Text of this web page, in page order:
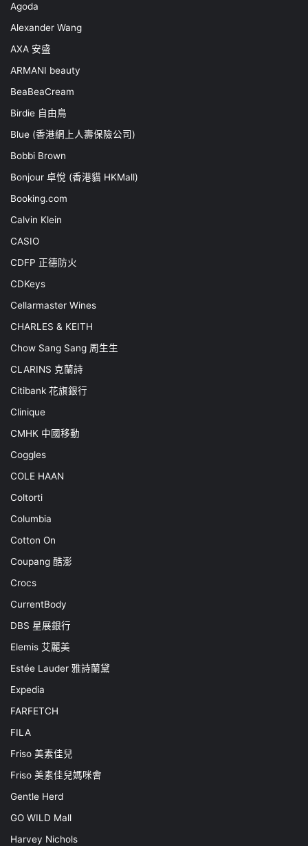
Agoda
Alexander Wang
AXA 安盛
ARMANI beauty
BeaBeaCream
Birdie 自由鳥
Blue (香港網上人壽保險公司)
Bobbi Brown
Bonjour 卓悅 (香港貓 HKMall)
Booking.com
Calvin Klein
CASIO
CDFP 正德防火
CDKeys
Cellarmaster Wines
CHARLES & KEITH
Chow Sang Sang 周生生
CLARINS 克蘭詩
Citibank 花旗銀行
Clinique
CMHK 中國移動
Coggles
COLE HAAN
Coltorti
Columbia
Cotton On
Coupang 酷澎
Crocs
CurrentBody
DBS 星展銀行
Elemis 艾麗美
Estée Lauder 雅詩蘭黛
Expedia
FARFETCH
FILA
Friso 美素佳兒
Friso 美素佳兒媽咪會
Gentle Herd
GO WILD Mall
Harvey Nichols